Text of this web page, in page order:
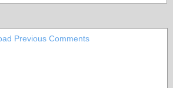
Previous Comments